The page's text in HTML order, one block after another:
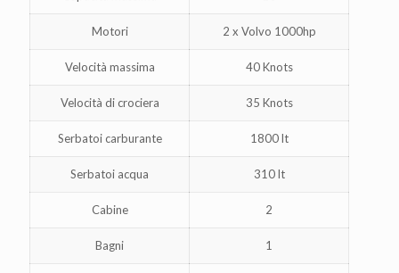
Motori 2 x Volvo 1000hp
Velocità massima 40 Knots
Velocità di crociera 35 Knots
Serbatoi carburante 1800 lt
Serbatoi acqua 310 lt
Cabine 2
Bagni 1